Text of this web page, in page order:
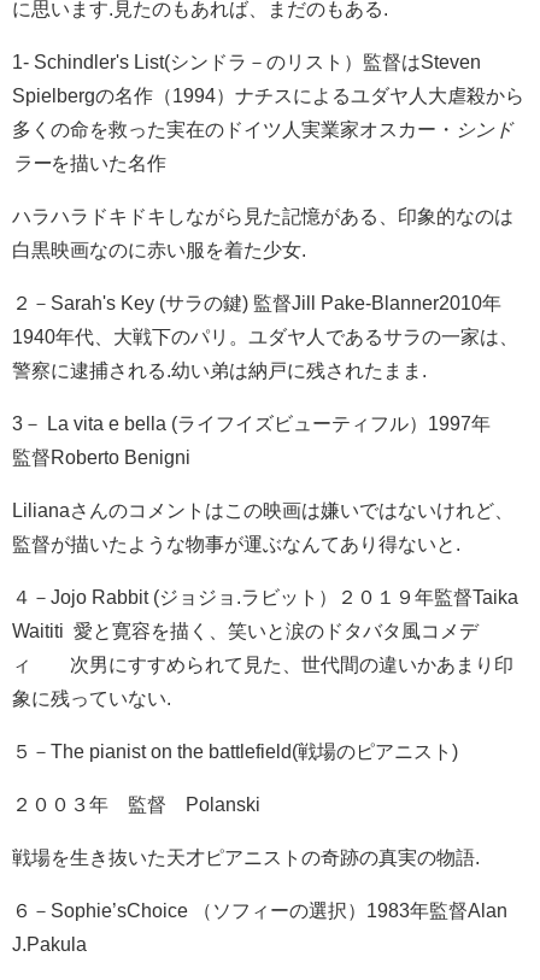
に思います.見たのもあれば、まだのもある.
1- Schindler's List(シンドラ－のリスト）監督はSteven
Spielbergの名作（1994） ナチスによるユダヤ人大虐殺から
多くの命を救った実在のドイツ人実業家オスカー・ シンド
ラーを描いた名作
ハラハラドキドキしながら見た記憶がある、印象的なのは
白黒映画なのに赤い服を着た少女.
２－Sarah's Key (サラの鍵) 監督Jill Pake-Blanner2010年
1940年代、大戦下のパリ。ユダヤ人であるサラの一家は、
警察に逮捕される.幼い弟は納戸に残されたまま.
3－ La vita e bella (ライフイズビューティフル）1997年
監督Roberto Benigni
Lilianaさんのコメントはこの映画は嫌いではないけれど、
監督が描いたような物事が運ぶなんてあり得ないと.
４－Jojo Rabbit (ジョジョ.ラビット）２０１９年監督Taika
Waititi 愛と寛容を描く、笑いと涙のドタバタ風コメデ
ィ 次男にすすめられて見た、世代間の違いかあまり印
象に残っていない.
５－The pianist on the battlefield(戦場のピアニスト)
２００３年 監督 Polanski
戦場を生き抜いた天才ピアニストの奇跡の真実の物語.
６－Sophie’sChoice （ソフィーの選択）1983年監督Alan
J.Pakula